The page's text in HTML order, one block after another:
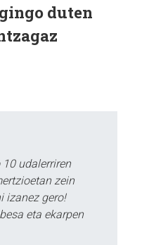
duten
udalerriren
zein
izanez gero!
eta ekarpen